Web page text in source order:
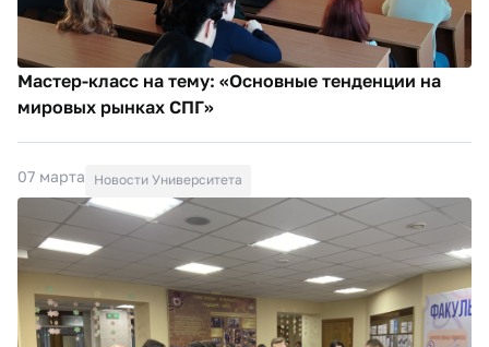
Мастер-класс на тему: «Основные тенденции на
мировых рынках СПГ»
07 марта Новости Университета